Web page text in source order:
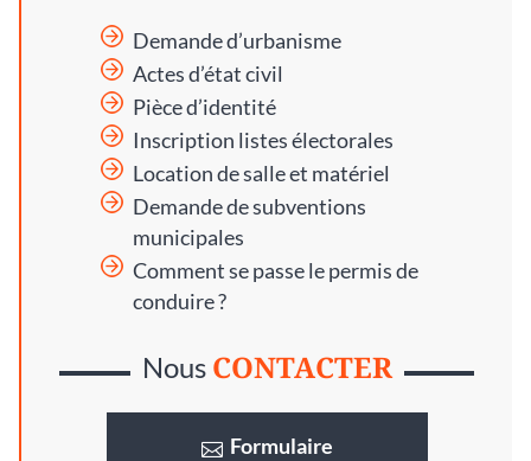
Demande d’urbanisme
Actes d’état civil
Pièce d’identité
Inscription listes électorales
Location de salle et matériel
Demande de subventions
municipales
Comment se passe le permis de
conduire ?
Nous CONTACTER
Formulaire